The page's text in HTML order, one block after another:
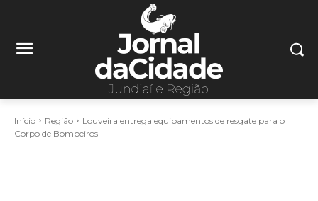
Início Região
Louveira entrega equipamentos de resgate para o
Corpo de Bombeiros